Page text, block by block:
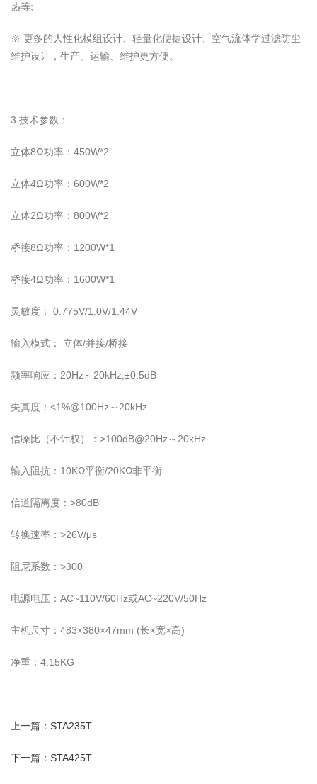
热等;
※ 更多的人性化模组设计、轻量化便捷设计、空气流体学过滤防尘
维护设计，生产、运输、维护更方便。
3.技术参数：
立体8Ω功率：450W*2
立体4Ω功率：600W*2
立体2Ω功率：800W*2
桥接8Ω功率：1200W*1
桥接4Ω功率：1600W*1
灵敏度： 0.775V/1.0V/1.44V
输入模式： 立体/并接/桥接
频率响应：20Hz～20kHz,±0.5dB
失真度：<1%@100Hz～20kHz
信噪比（不计权）：>100dB@20Hz～20kHz
输入阻抗：10KΩ平衡/20KΩ非平衡
信道隔离度：>80dB
转换速率：>26V/μs
阻尼系数：>300
电源电压：AC~110V/60Hz或AC~220V/50Hz
主机尺寸：483×380×47mm (长×宽×高)
净重：4.15KG
上一篇：STA235T
下一篇：STA425T